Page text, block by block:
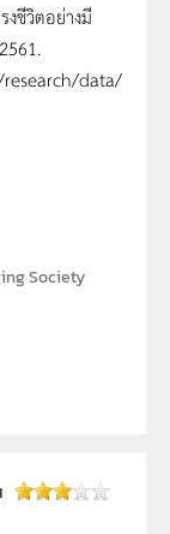
ชีวิตอย่างมี
data/
Society
ลยี (สสวท.)